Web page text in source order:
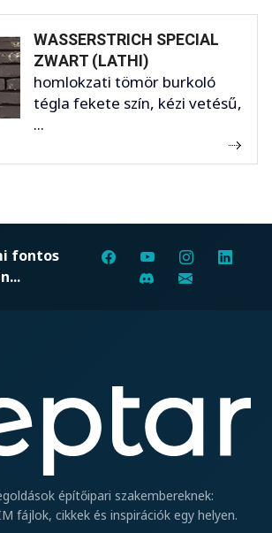
WASSERSTRICH SPECIAL
ZWART (LATHI)
homlokzati tömör burkoló
tégla fekete szín, kézi vetésű,
...
fontos
építőipari szakembereknek:
fájlok, cikkek és inspirációk egy helyen.